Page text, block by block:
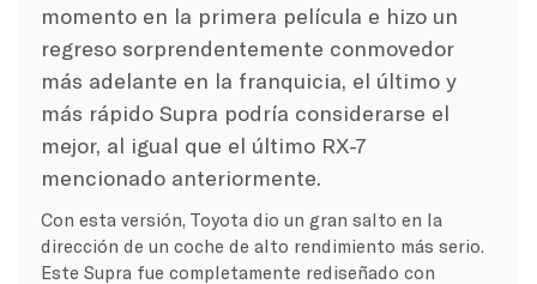
momento en la primera película e hizo un
regreso sorprendentemente conmovedor
más adelante en la franquicia, el último y
más rápido Supra podría considerarse el
mejor, al igual que el último RX-7
mencionado anteriormente.
Con esta versión, Toyota dio un gran salto en la
dirección de un coche de alto rendimiento más serio.
Este Supra fue completamente rediseñado con